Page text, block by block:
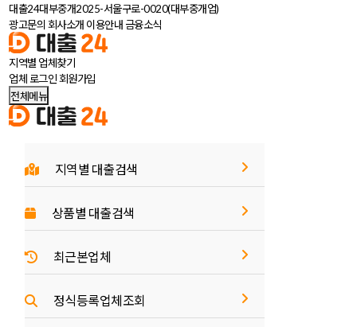
대출24대부중개2025-서울구로-0020(대부중개업)
광고문의 회사소개 이용안내 금융소식
지역별 업체 찾기
업체 로그인회원가입
전체메뉴
지역별 대출검색
상품별 대출검색
최근본업체
정식등록업체조회